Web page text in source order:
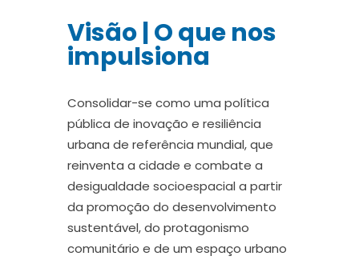
Visão | O que nos
impulsiona
Consolidar-se como uma política
pública de inovação e resiliência
urbana de referência mundial, que
reinventa a cidade e combate a
desigualdade socioespacial a partir
da promoção do desenvolvimento
sustentável, do protagonismo
comunitário e de um espaço urbano